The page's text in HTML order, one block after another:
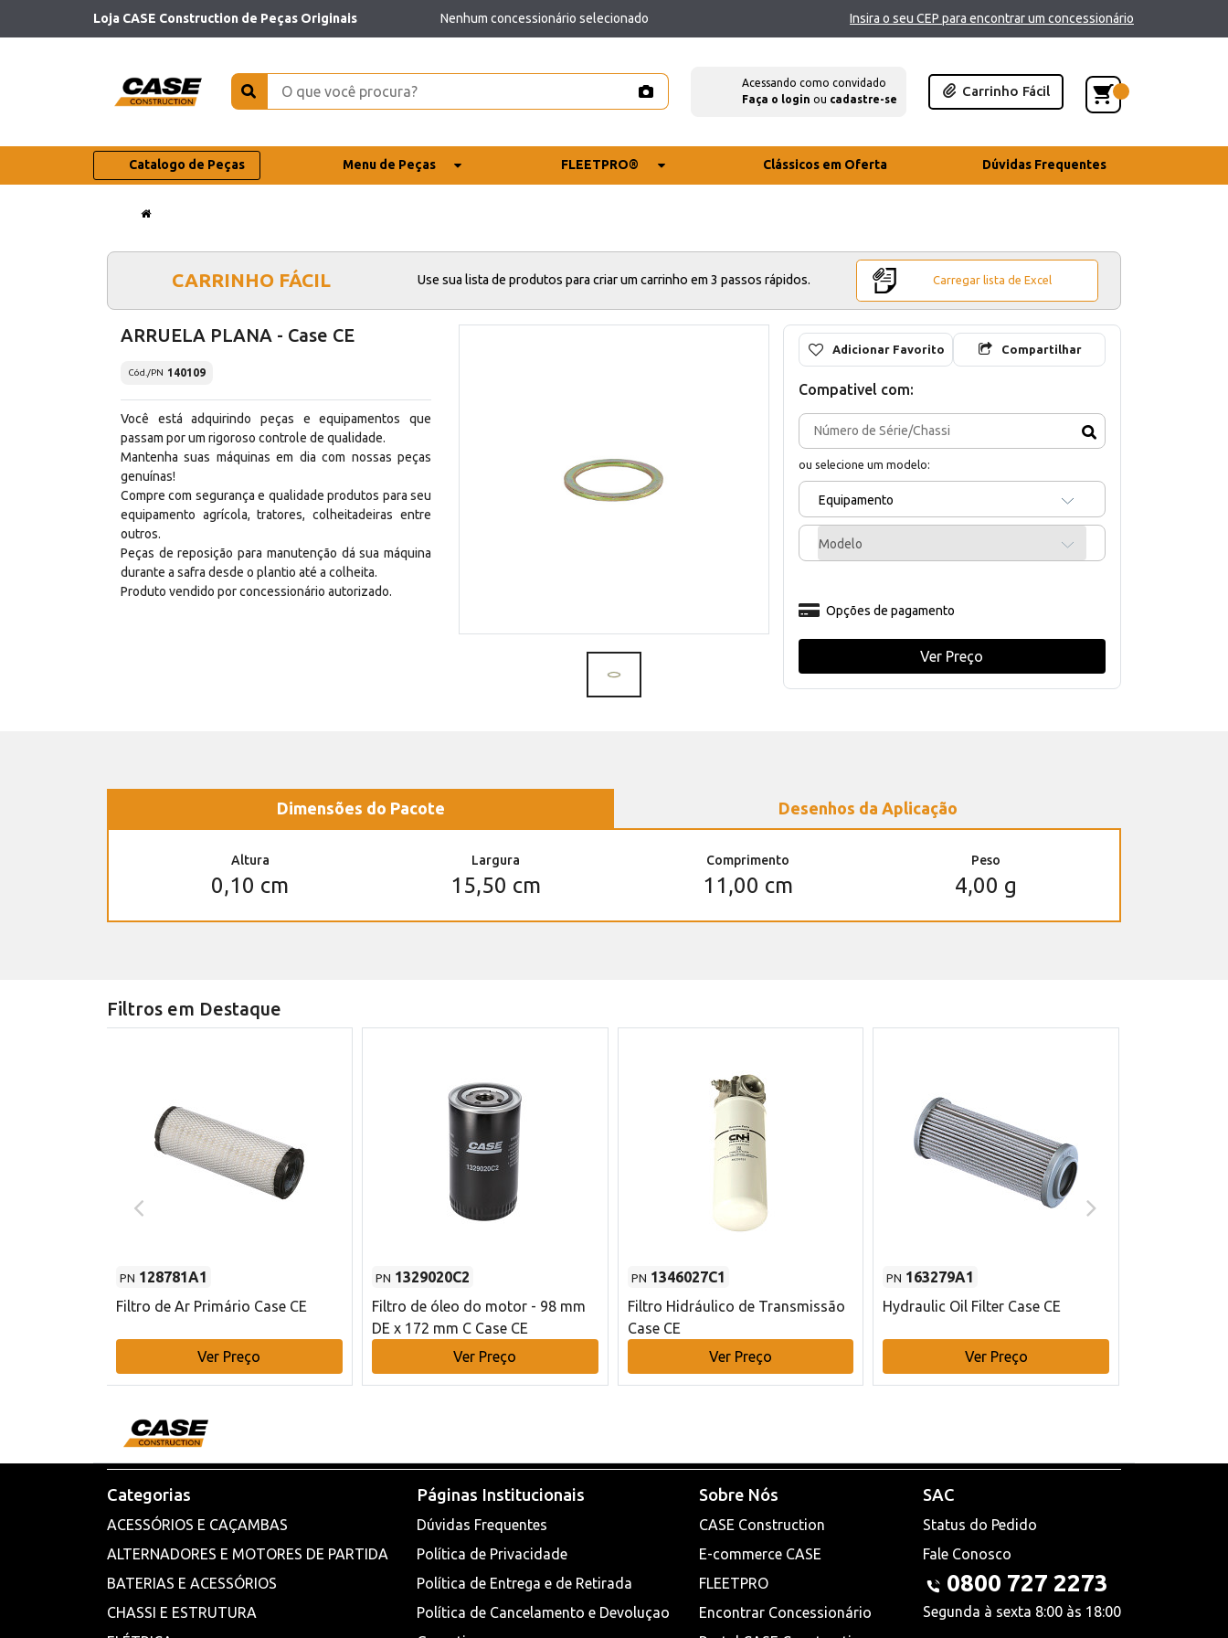
Loja CASE Construction de Peças Originais Nenhum concessionário selecionado Insira o seu CEP para encontrar um concessionário
Acessando como convidado
Faça o login ou cadastre-se
Carrinho Fácil
Catalogo de Peças Menu de Peças FLEETPRO® Clássicos em Oferta Dúvidas Frequentes
CARRINHO FÁCIL Use sua lista de produtos para criar um carrinho em 3 passos rápidos. Carregar lista de Excel
ARRUELA PLANA - Case CE
Cód./PN 140109
Você está adquirindo peças e equipamentos que
passam por um rigoroso controle de qualidade.
Mantenha suas máquinas em dia com nossas peças
genuínas!
Compre com segurança e qualidade produtos para seu
equipamento agrícola, tratores, colheitadeiras entre
outros.
Peças de reposição para manutenção dá sua máquina
durante a safra desde o plantio até a colheita.
Produto vendido por concessionário autorizado.
Adicionar Favorito Compartilhar
Compativel com:
ou selecione um modelo:
Equipamento
Modelo
Opções de pagamento
Ver Preço
Dimensões do Pacote Desenhos da Aplicação
Altura
0,10 cm
Largura
15,50 cm
Comprimento
11,00 cm
Peso
4,00 g
Filtros em Destaque
PN 128781A1
Filtro de Ar Primário Case CE
Ver Preço
PN 1329020C2
Filtro de óleo do motor - 98 mm
DE x 172 mm C Case CE
Ver Preço
PN 1346027C1
Filtro Hidráulico de Transmissão
Case CE
Ver Preço
PN 163279A1
Hydraulic Oil Filter Case CE
Ver Preço
Categorias
ACESSÓRIOS E CAÇAMBAS
ALTERNADORES E MOTORES DE PARTIDA
BATERIAS E ACESSÓRIOS
CHASSI E ESTRUTURA
Páginas Institucionais
Dúvidas Frequentes
Política de Privacidade
Política de Entrega e de Retirada
Política de Cancelamento e Devoluçao
Sobre Nós
CASE Construction
E-commerce CASE
FLEETPRO
Encontrar Concessionário
SAC
Status do Pedido
Fale Conosco
0800 727 2273
Segunda à sexta 8:00 às 18:00